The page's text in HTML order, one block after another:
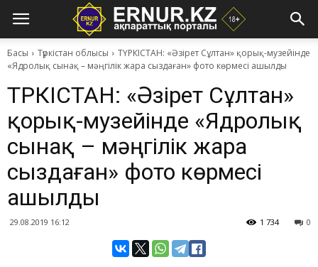
Басы Түркістан облысы
ТҮРКІСТАН: ​«Әзірет Сұлтан» қорық-музейінде
«Ядролық сынақ – мәңгілік жара сыздаған» фото көрмесі ашылды
ТҮРКІСТАН: ​«Әзірет Сұлтан»
қорық-музейінде «Ядролық
сынақ – мәңгілік жара
сыздаған» фото көрмесі
ашылды
29.08.2019 16:12 0
1 734